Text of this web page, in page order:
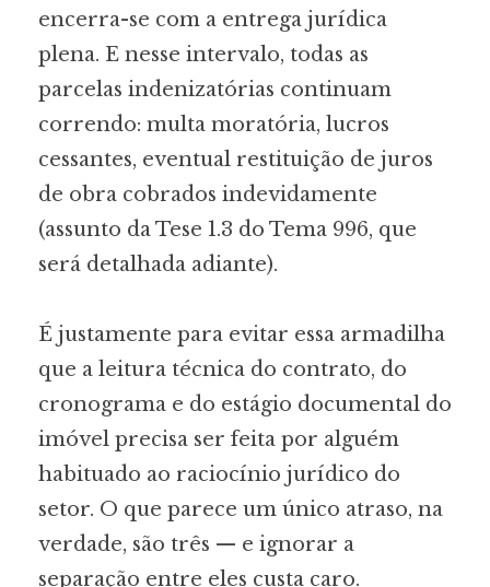
encerra-se com a entrega jurídica
plena. E nesse intervalo, todas as
parcelas indenizatórias continuam
correndo: multa moratória, lucros
cessantes, eventual restituição de juros
de obra cobrados indevidamente
(assunto da Tese 1.3 do Tema 996, que
será detalhada adiante).
É justamente para evitar essa armadilha
que a leitura técnica do contrato, do
cronograma e do estágio documental do
imóvel precisa ser feita por alguém
habituado ao raciocínio jurídico do
setor. O que parece um único atraso, na
verdade, são três — e ignorar a
separação entre eles custa caro.